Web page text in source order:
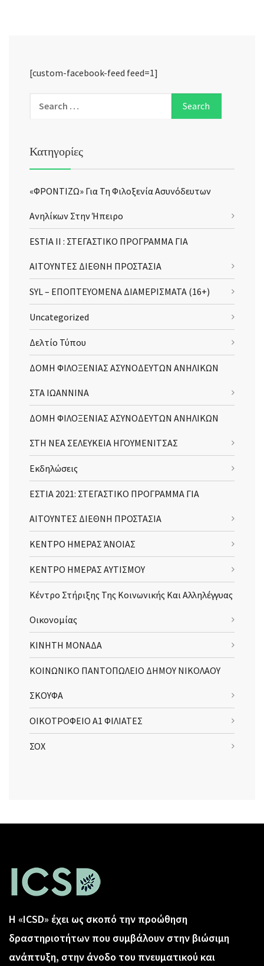
[custom-facebook-feed feed=1]
Κατηγορίες
«ΦΡΟΝΤΙΖΩ» Για Τη Φιλοξενία Ασυνόδευτων
Ανηλίκων Στην Ήπειρο
ESTIA II : ΣΤΕΓΑΣΤΙΚΟ ΠΡΟΓΡΑΜΜΑ ΓΙΑ
ΑΙΤΟΥΝΤΕΣ ΔΙΕΘΝΗ ΠΡΟΣΤΑΣΙΑ
SYL – ΕΠΟΠΤΕΥΟΜΕΝΑ ΔΙΑΜΕΡΙΣΜΑΤΑ (16+)
Uncategorized
Δελτίο Τύπου
ΔΟΜΗ ΦΙΛΟΞΕΝΙΑΣ ΑΣΥΝΟΔΕΥΤΩΝ ΑΝΗΛΙΚΩΝ
ΣΤΑ ΙΩΑΝΝΙΝΑ
ΔΟΜΗ ΦΙΛΟΞΕΝΙΑΣ ΑΣΥΝΟΔΕΥΤΩΝ ΑΝΗΛΙΚΩΝ
ΣΤΗ ΝΕΑ ΣΕΛΕΥΚΕΙΑ ΗΓΟΥΜΕΝΙΤΣΑΣ
Εκδηλώσεις
ΕΣΤΙΑ 2021: ΣΤΕΓΑΣΤΙΚΟ ΠΡΟΓΡΑΜΜΑ ΓΙΑ
ΑΙΤΟΥΝΤΕΣ ΔΙΕΘΝΗ ΠΡΟΣΤΑΣΙΑ
ΚΕΝΤΡΟ ΗΜΕΡΑΣ ΆΝΟΙΑΣ
ΚΕΝΤΡΟ ΗΜΕΡΑΣ ΑΥΤΙΣΜΟΥ
Κέντρο Στήριξης Της Κοινωνικής Και Αλληλέγγυας
Οικονομίας
ΚΙΝΗΤΗ ΜΟΝΑΔΑ
ΚΟΙΝΩΝΙΚΟ ΠΑΝΤΟΠΩΛΕΙΟ ΔΗΜΟΥ ΝΙΚΟΛΑΟΥ
ΣΚΟΥΦΑ
ΟΙΚΟΤΡΟΦΕΙΟ Α1 ΦΙΛΙΑΤΕΣ
ΣΟΧ
Η «ICSD» έχει ως σκοπό την προώθηση
δραστηριοτήτων που συμβάλουν στην βιώσιμη
ανάπτυξη, στην άνοδο του πνευματικού και